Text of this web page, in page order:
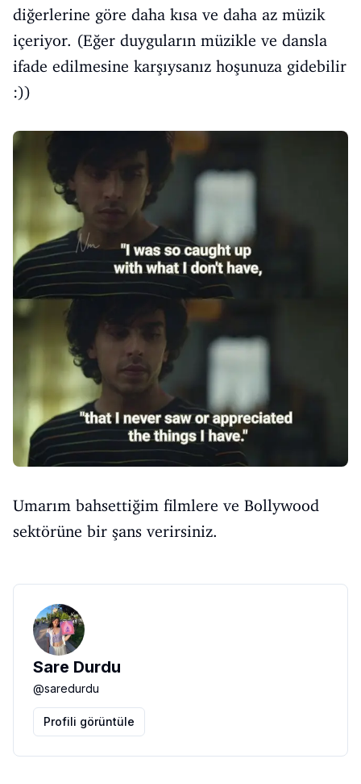
diğerlerine göre daha kısa ve daha az müzik
içeriyor. (Eğer duyguların müzikle ve dansla
ifade edilmesine karşıysanız hoşunuza gidebilir
:))
Umarım bahsettiğim filmlere ve Bollywood
sektörüne bir şans verirsiniz.
Sare Durdu
@saredurdu
Profili görüntüle